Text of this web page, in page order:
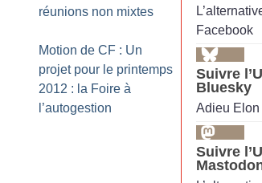
réunions non mixtes
Motion de CF : Un
projet pour le printemps
2012 : la Foire à
l’autogestion
Facebook
Suivre
Bluesky
Adieu Elon
Suivre